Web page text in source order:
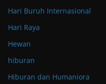
Hari Buruh Internasional
Hari Raya
Hewan
hiburan
Hiburan dan Humaniora